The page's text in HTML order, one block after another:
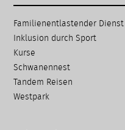
Navigation
überspringen
Familien­entlastender Dienst
Inklusion durch Sport
Kurse
Schwanennest
Tandem Reisen
Westpark